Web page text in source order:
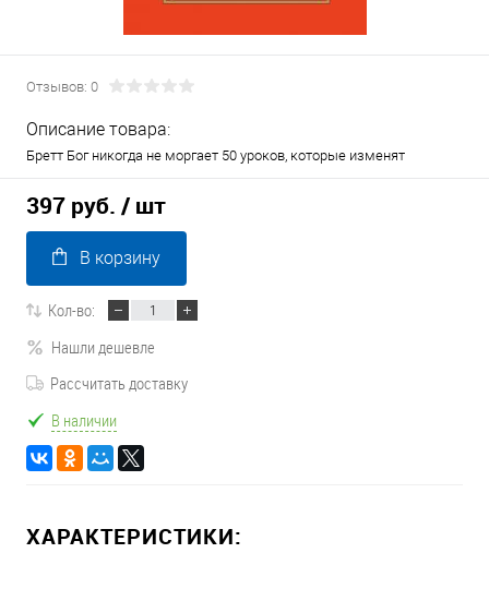
Отзывов: 0
Описание товара:
Бретт Бог никогда не моргает 50 уроков, которые изменят
397 руб. / шт
В корзину
Кол-во:
Нашли дешевле
Рассчитать доставку
В наличии
ХАРАКТЕРИСТИКИ: